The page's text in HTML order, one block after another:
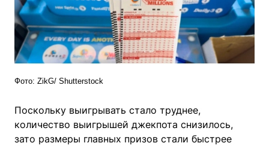
Фото: ZikG/ Shutterstock
Поскольку выигрывать стало труднее,
количество выигрышей джекпота снизилось,
зато размеры главных призов стали быстрее